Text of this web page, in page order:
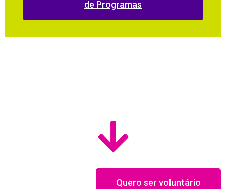
de Programas
Quero ser voluntário